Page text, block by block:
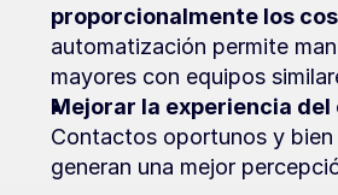
proporcionalmente los
automatización permite
mayores con equipos
Mejorar la experiencia del
Contactos oportunos y
generan una mejor